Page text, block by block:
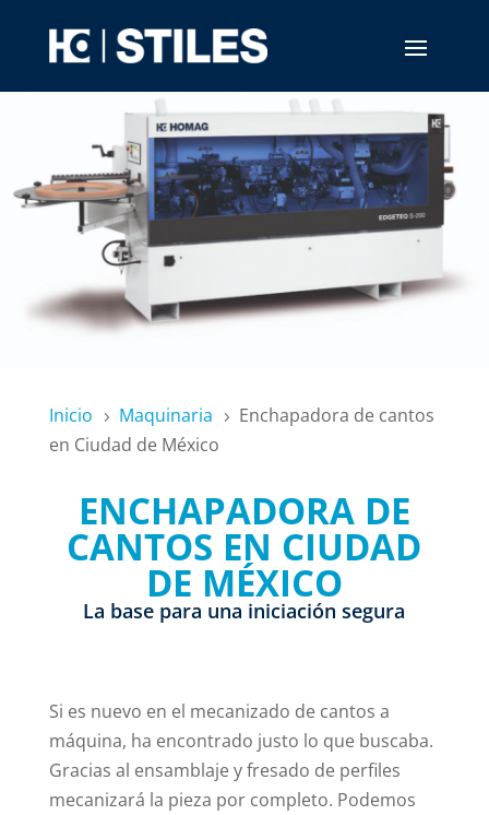
Inicio 5 Maquinaria 5
Enchapadora de cantos
en Ciudad de México
ENCHAPADORA DE
CANTOS EN CIUDAD
DE MÉXICO
La base para una iniciación segura
Si es nuevo en el mecanizado de cantos a
máquina, ha encontrado justo lo que buscaba.
Gracias al ensamblaje y fresado de perfiles
mecanizará la pieza por completo. Podemos